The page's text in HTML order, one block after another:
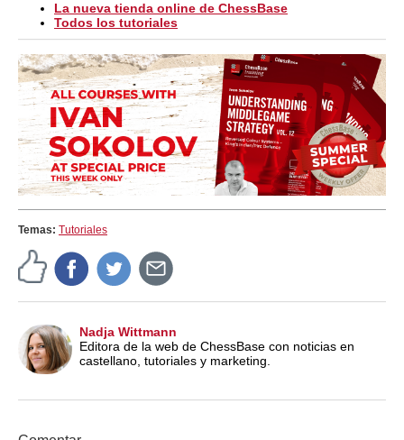
La nueva tienda online de ChessBase
Todos los tutoriales
Temas: Tutoriales
Nadja Wittmann
Editora de la web de ChessBase con noticias en
castellano, tutoriales y marketing.